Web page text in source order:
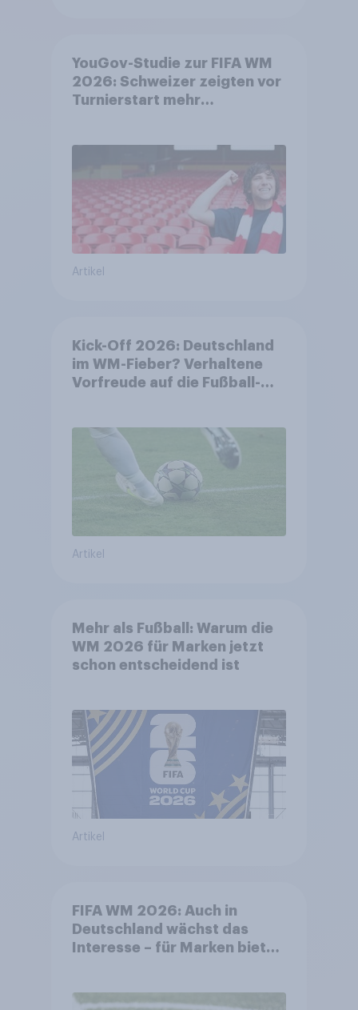
YouGov-Studie zur FIFA WM
2026: Schweizer zeigten vor
Turnierstart mehr
Artikel
Kick-Off 2026: Deutschland
im WM-Fieber? Verhaltene
Vorfreude auf die Fußball-
Artikel
Mehr als Fußball: Warum die
WM 2026 für Marken jetzt
schon entscheidend ist
Artikel
FIFA WM 2026: Auch in
Deutschland wächst das
Interesse – für Marken bietet